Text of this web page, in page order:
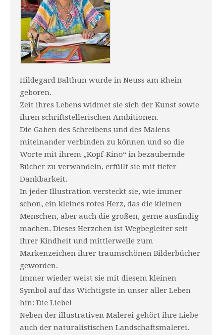
Hildegard Balthun wurde in Neuss am Rhein
geboren.
Zeit ihres Lebens widmet sie sich der Kunst sowie
ihren schriftstellerischen Ambitionen.
Die Gaben des Schreibens und des Malens
miteinander verbinden zu können und so die
Worte mit ihrem „Kopf-Kino“ in bezaubernde
Bücher zu verwandeln, erfüllt sie mit tiefer
Dankbarkeit.
In jeder Illustration versteckt sie, wie immer
schon, ein kleines rotes Herz, das die kleinen
Menschen, aber auch die großen, gerne ausfindig
machen. Dieses Herzchen ist Wegbegleiter seit
ihrer Kindheit und mittlerweile zum
Markenzeichen ihrer traumschönen Bilderbücher
geworden.
Immer wieder weist sie mit diesem kleinen
Symbol auf das Wichtigste in unser aller Leben
hin: Die Liebe!
Neben der illustrativen Malerei gehört ihre Liebe
auch der naturalistischen Landschaftsmalerei.